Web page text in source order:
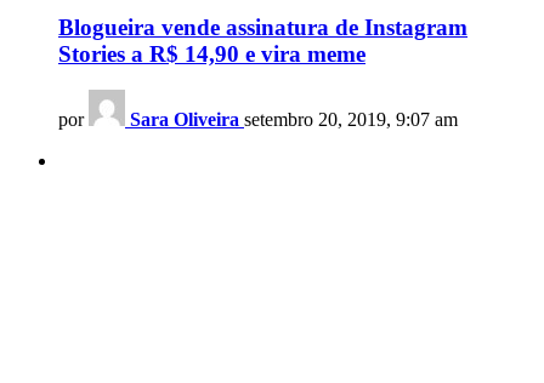
Blogueira vende assinatura de Instagram
Stories a R$ 14,90 e vira meme
por Sara Oliveira setembro 20, 2019, 9:07 am